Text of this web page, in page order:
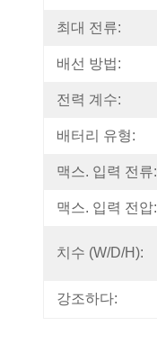
최대 전류:
배선 방법:
전력 계수:
배터리 유형:
맥스. 입력 전류:
맥스. 입력 전압:
치수 (w/d/h):
강조하다: